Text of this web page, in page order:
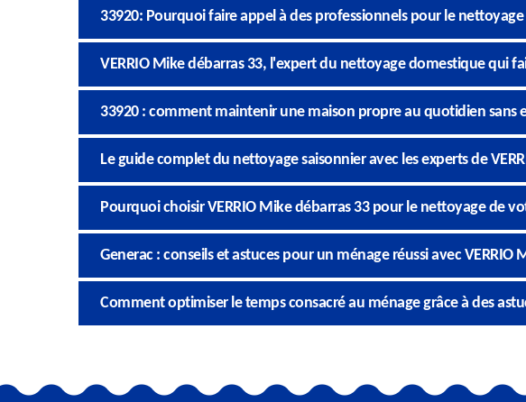
33920: Pourquoi faire appel à des professionnels pour le
VERRIO Mike débarras 33, l'expert du nettoyage domestique qui
33920 : comment maintenir une maison propre au quotidien sans
Le guide complet du nettoyage saisonnier avec les experts de
Pourquoi choisir VERRIO Mike débarras 33 pour le nettoyage de
Generac : conseils et astuces pour un ménage réussi avec VERRIO
Comment optimiser le temps consacré au ménage grâce à des